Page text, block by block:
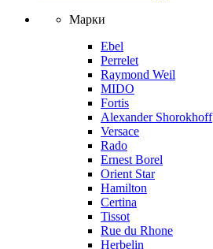
Марки
Ebel
Perrelet
Raymond Weil
MIDO
Fortis
Alexander Shorokhoff
Versace
Rado
Ernest Borel
Orient Star
Hamilton
Certina
Tissot
Rue du Rhone
Herbelin